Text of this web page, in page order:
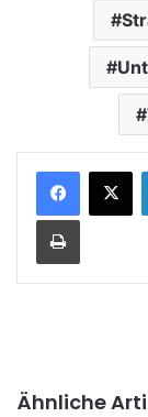
Ähnliche